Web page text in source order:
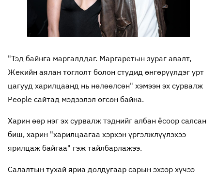
"Тэд байнга маргалддаг. Маргаретын зураг авалт,
Жекийн аялан тоглолт болон студид өнгөрүүлдэг урт
цагууд харилцаанд нь нөлөөлсөн" хэмээн эх сурвалж
People сайтад мэдээлэл өгсөн байна.
Харин өөр нэг эх сурвалж тэднийг албан ёсоор салсан
биш, харин "харилцаагаа хэрхэн үргэлжлүүлэхээ
ярилцаж байгаа" гэж тайлбарлажээ.
Салалтын тухай яриа долдугаар сарын эхээр хүчээ